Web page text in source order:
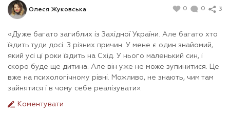
Олеся Жуковська 0 0 3
«Дуже багато загиблих із Західної України. Але багато хто
їздить туди досі. З різних причин. У мене є один знайомий,
який усі ці роки їздить на Схід. У нього маленький син, і
скоро буде ще дитина. Але він уже не може зупинитися. Це
вже на психологічному рівні. Можливо, не знають, чим там
зайнятися і в чому себе реалізувати».
Коментувати